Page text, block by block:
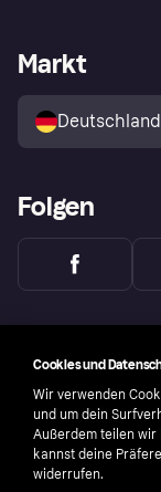
Klarna App
Shops entdecken
Käuferschutzrichtlinie
Händlerportal
Markt
Deutschland
Folgen
Cookies und
Wir verwenden
und um dein
Außerdem teilen wir
kannst deine
widerrufen.